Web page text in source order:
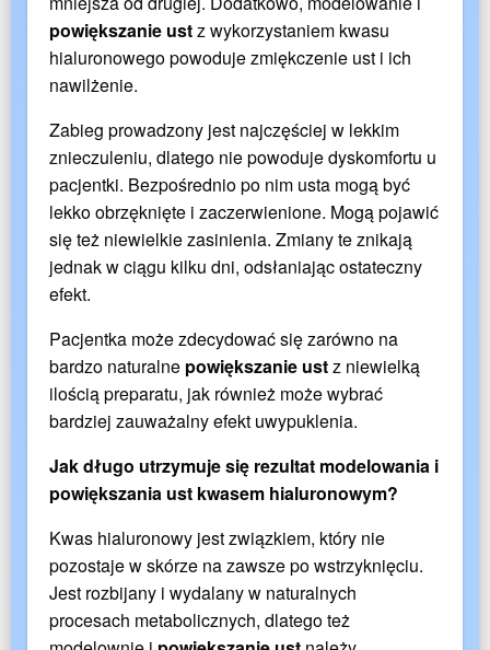
powiększanie ustz wykorzystaniem kwasu
hialuronowego powoduje zmiękczenie ust i ich
nawilżenie.
Zabieg prowadzony jest najczęściej w lekkim
znieczuleniu, dlatego nie powoduje dyskomfortu u
pacjentki. Bezpośrednio po nim usta mogą być
lekko obrzęknięte i zaczerwienione. Mogą pojawić
się też niewielkie zasinienia. Zmiany te znikają
jednak w ciągu kilku dni, odsłaniając ostateczny
efekt.
Pacjentka może zdecydować się zarówno na
bardzo naturalne powiększanie ustz niewielką
ilością preparatu, jak również może wybrać
bardziej zauważalny efekt uwypuklenia.
Jak długo utrzymuje się rezultat modelowania i
powiększania ust kwasem hialuronowym?
Kwas hialuronowy jest związkiem, który nie
pozostaje w skórze na zawsze po wstrzyknięciu.
Jest rozbijany i wydalany w naturalnych
procesach metabolicznych, dlatego też